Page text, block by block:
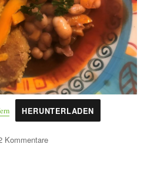
HERUNTERLADEN
Kommentarezu